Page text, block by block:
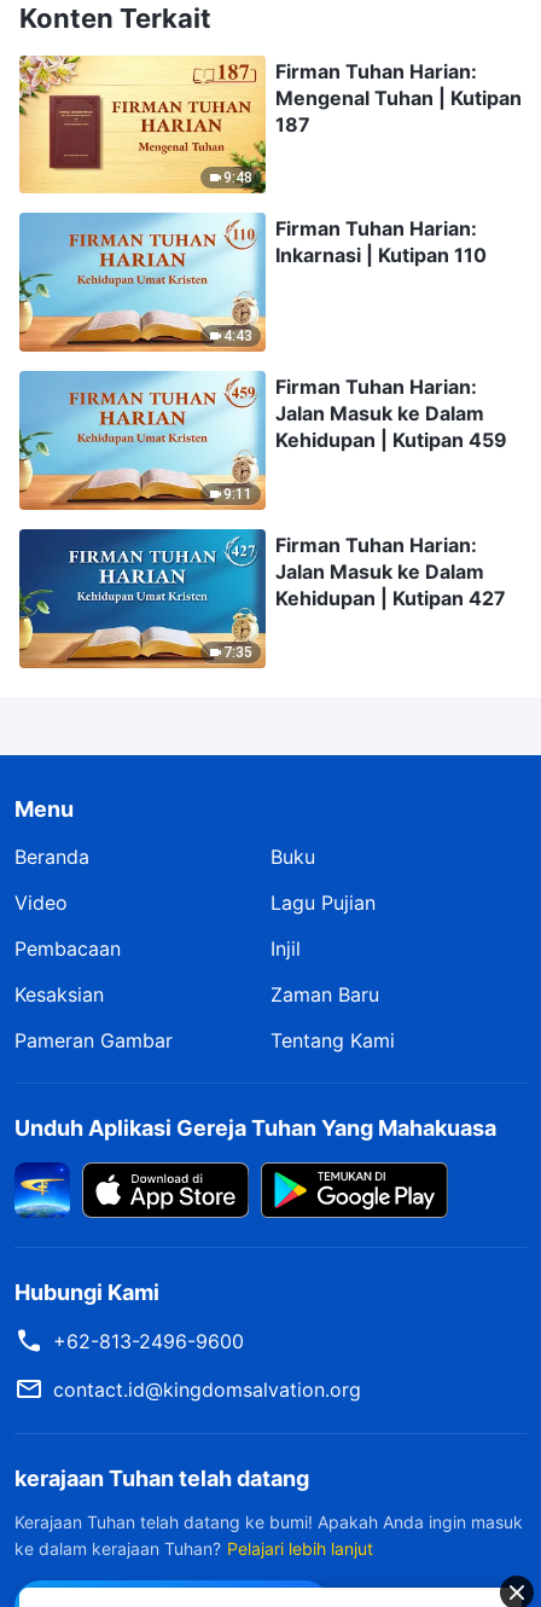
Konten Terkait
9:48
Firman Tuhan Harian:
Mengenal Tuhan | Kutipan
187
4:43
Firman Tuhan Harian:
Inkarnasi | Kutipan 110
9:11
Firman Tuhan Harian:
Jalan Masuk ke Dalam
Kehidupan | Kutipan 459
7:35
Firman Tuhan Harian:
Jalan Masuk ke Dalam
Kehidupan | Kutipan 427
Menu
Beranda
Buku
Video
Lagu Pujian
Pembacaan
Injil
Kesaksian
Zaman Baru
Pameran Gambar
Tentang Kami
Unduh Aplikasi Gereja Tuhan Yang Mahakuasa
Hubungi Kami
+62-813-2496-9600
contact.id@kingdomsalvation.org
kerajaan Tuhan telah datang
Kerajaan Tuhan telah datang ke bumi! Apakah Anda ingin masuk
ke dalam kerajaan Tuhan? Pelajari lebih lanjut